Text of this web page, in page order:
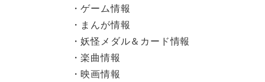
・ゲーム情報
・まんが情報
・妖怪メダル＆カード情報
・楽曲情報
・映画情報